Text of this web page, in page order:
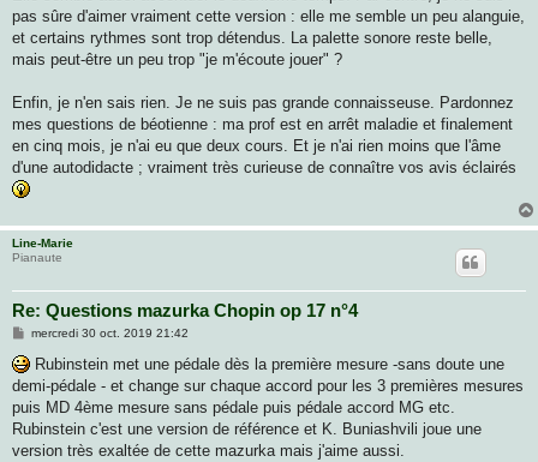
pas sûre d'aimer vraiment cette version : elle me semble un peu alanguie,
et certains rythmes sont trop détendus. La palette sonore reste belle,
mais peut-être un peu trop "je m'écoute jouer" ?
Enfin, je n'en sais rien. Je ne suis pas grande connaisseuse. Pardonnez
mes questions de béotienne : ma prof est en arrêt maladie et finalement
en cinq mois, je n'ai eu que deux cours. Et je n'ai rien moins que l'âme
d'une autodidacte ; vraiment très curieuse de connaître vos avis éclairés
Line-Marie
Pianaute
Re: Questions mazurka Chopin op 17 n°4
M
s
s
a
g
mercredi 30 oct. 2019 21:42
Rubinstein met une pédale dès la première mesure -sans doute une
demi-pédale - et change sur chaque accord pour les 3 premières mesures
puis MD 4ème mesure sans pédale puis pédale accord MG etc.
Rubinstein c'est une version de référence et K. Buniashvili joue une
version très exaltée de cette mazurka mais j'aime aussi.